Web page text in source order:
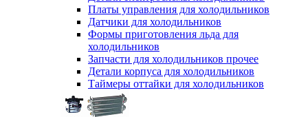
Платы управления для холодильников
Датчики для холодильников
Формы приготовления льда для
холодильников
Запчасти для холодильников прочее
Детали корпуса для холодильников
Таймеры оттайки для холодильников